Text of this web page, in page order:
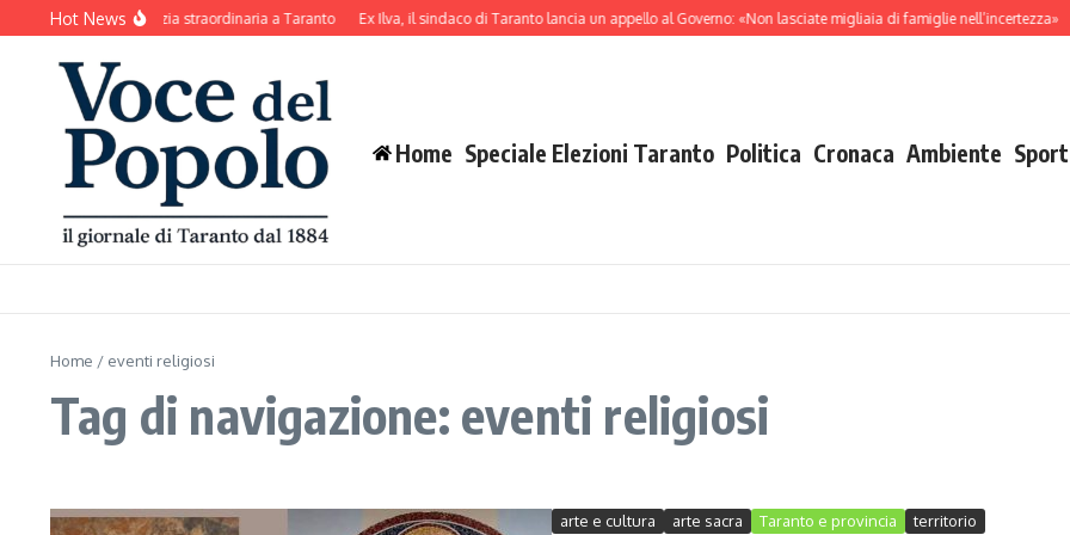
Salta al contenuto
Hot News
Decoro urbano: pulizia straordinaria a Taranto Ex Ilva, il sindaco di Taranto lancia un appello al Governo: «Non lasciate migliaia di famiglie nell’incertezza»
Home Speciale Elezioni Taranto Politica Cronaca Ambiente Sport
Home / eventi religiosi
Tag di navigazione: eventi religiosi
arte e cultura arte sacra Taranto e provincia territorio